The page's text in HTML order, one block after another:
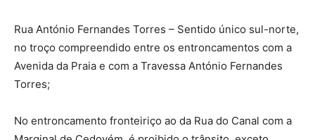
Rua António Fernandes Torres – Sentido único sul-norte,
no troço compreendido entre os entroncamentos com a
Avenida da Praia e com a Travessa António Fernandes
Torres;
No entroncamento fronteiriço ao da Rua do Canal com a